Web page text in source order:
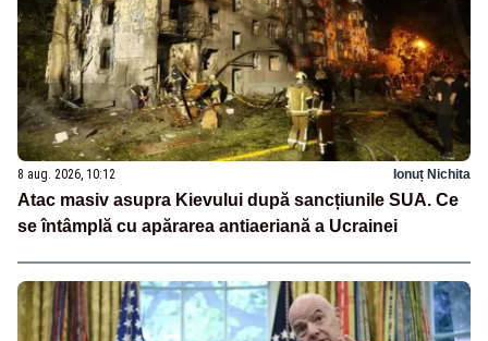
8 aug. 2026, 10:12 Ionuț Nichita
Atac masiv asupra Kievului după sancțiunile SUA. Ce
se întâmplă cu apărarea antiaeriană a Ucrainei